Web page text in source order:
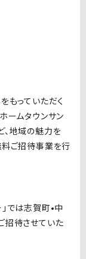
もっていただく
ームタウンサン
、地域の魅力を
ご招待事業を行
では志賀町•中
待させていた